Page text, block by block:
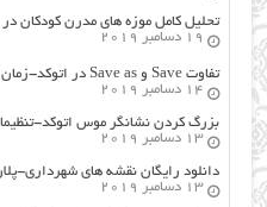
تحلیل کامل موزه های مدرن کودکان در
19 دسامبر 2019
تفاوت Save و Save as در اتوکد-زمان autocad Save as
14 دسامبر 2019
بزرگ کردن نشانگر موس اتوکد-
13 دسامبر 2019
دانلود رایگان نقشه های شهرداری-
13 دسامبر 2019